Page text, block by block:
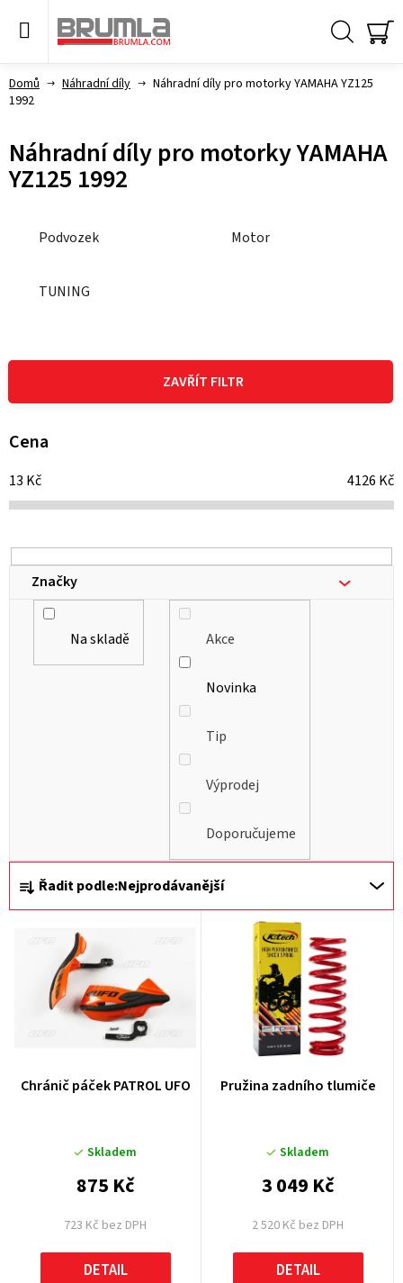
Domů Náhradní díly
Náhradní díly pro motorky YAMAHA YZ125
1992
Náhradní díly pro motorky YAMAHA
YZ125 1992
Podvozek Motor
TUNING
Ř
a
Řadit podle:Nejprodávanější
ZAVŘÍT FILTR
Cena
13 Kč 4126 Kč
Na skladě Akce
Novinka
Tip
Výprodej
Doporučujeme
Značky
V
p
i
p
r
o
d
Chránič páček PATROL UFO
Skladem
723 Kč bez DPH
875 Kč
DETAIL
Pružina zadního tlumiče
Skladem
2 520 Kč bez DPH
3 049 Kč
DETAIL